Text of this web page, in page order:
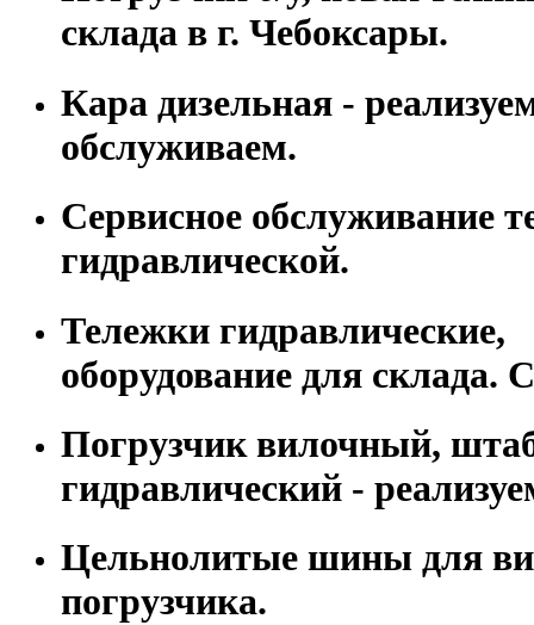
склада в г. Чебоксары.
Кара дизельная -
обслуживаем.
Сервисное обслуживание
гидравлической.
Тележки гидравлические,
оборудование для склада.
Погрузчик вилочный,
гидравлический -
Цельнолитые шины для
погрузчика.